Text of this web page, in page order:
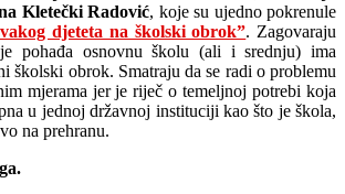
Kletečki Radović, koje su ujedno pokrenule
djeteta na školski obrok”. Zagovaraju
pohađa osnovnu školu (ali i srednju) ima
školski obrok. Smatraju da se radi o problemu
mjerama jer je riječ o temeljnoj potrebi koja
u jednoj državnoj instituciji kao što je škola,
na prehranu.